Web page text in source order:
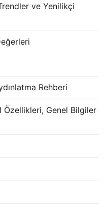
ve Yenilikçi
Rehberi
Özellikleri, Genel Bilgiler